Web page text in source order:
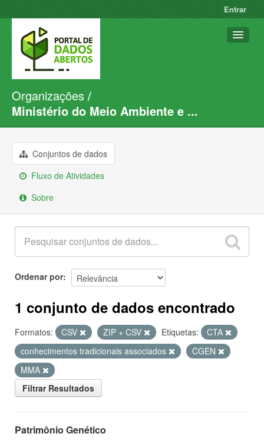
Entrar
Conjuntos de dados
Organizações
Sobre
Organizações
Ministério do Meio Ambiente e ...
Conjuntos de dados
Fluxo de Atividades
Sobre
Ordenar por
1 conjunto de dados encontrado
Formatos: CSV ZIP + CSV Etiquetas:
CTA
conhecimentos tradicionais associados
CGEN
MMA
Filtrar Resultados
Patrimônio Genético